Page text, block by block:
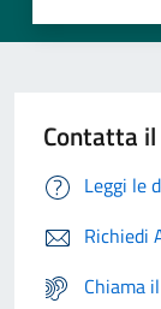
Contatta
Leggi le
Richiedi
Chiama